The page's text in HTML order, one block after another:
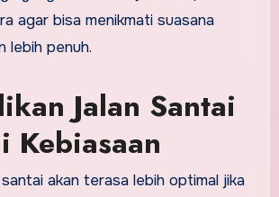
agar bisa menikmati suasana
lebih penuh.
Jalan Santai
Kebiasaan
akan terasa lebih optimal jika